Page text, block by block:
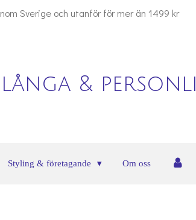
Sverige och utanför för mer än 1499 kr
&
Styling & företagande Om oss